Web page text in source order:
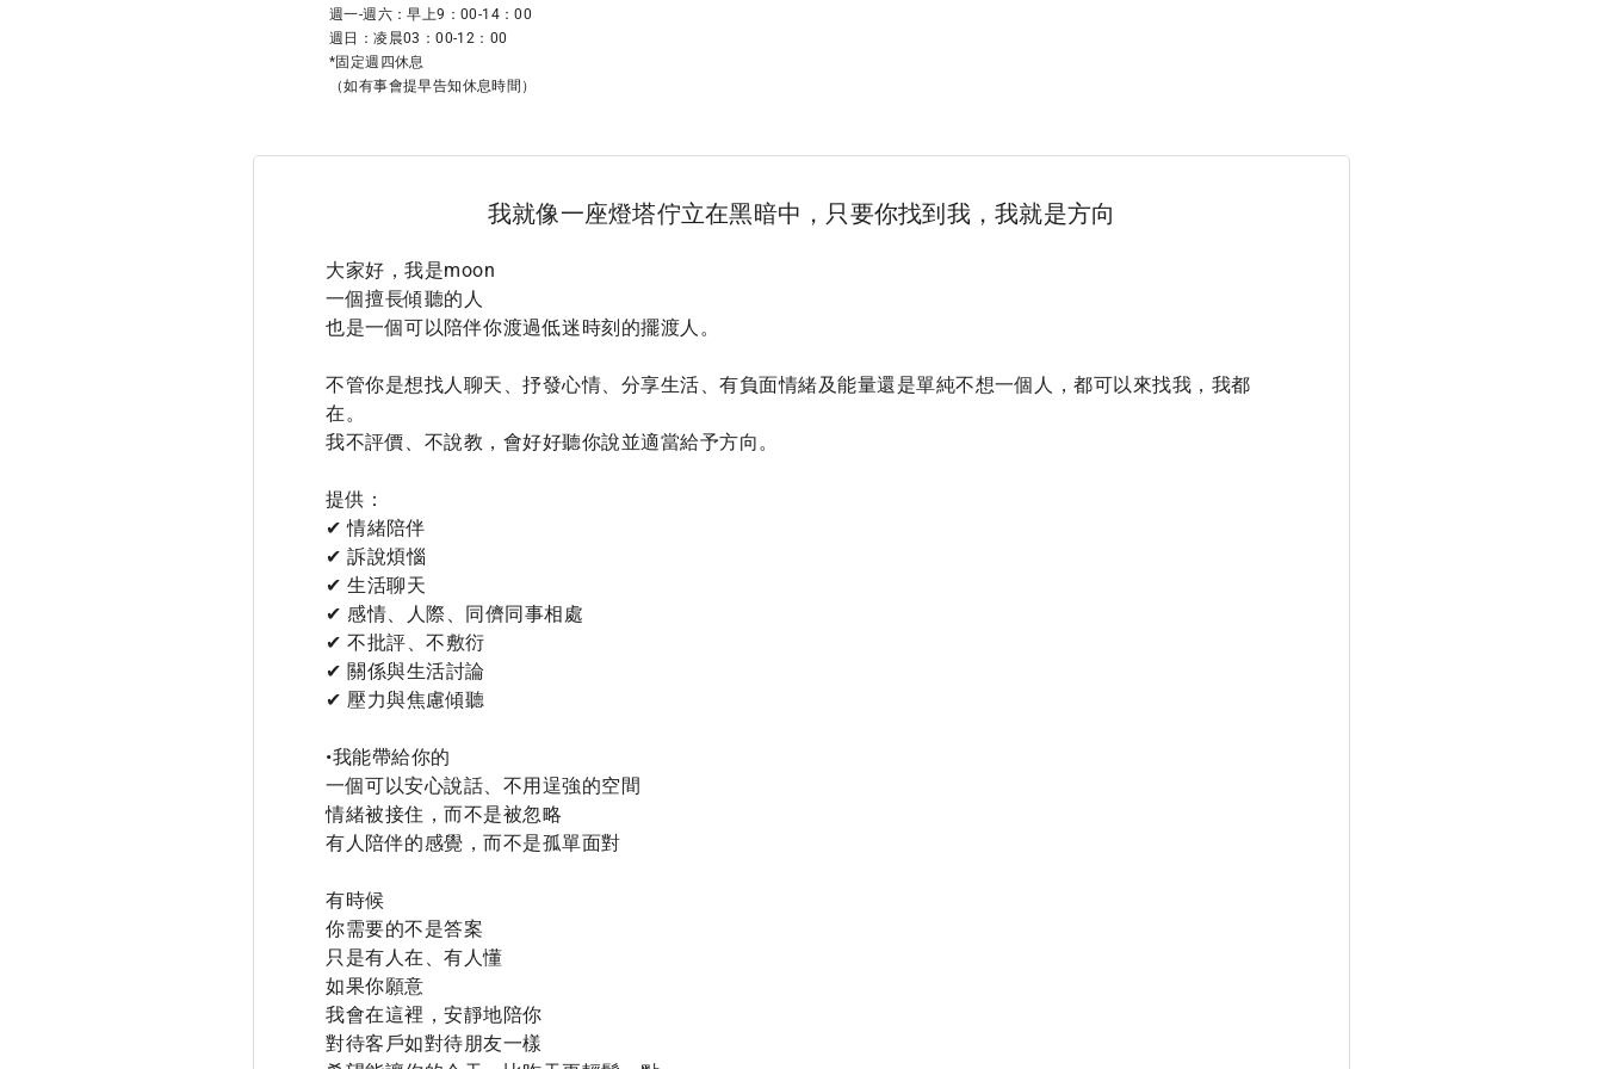
週一-週六：早上9：00-14：00
週日：凌晨03：00-12：00
*固定週四休息
（如有事會提早告知休息時間）
我就像一座燈塔佇立在黑暗中，只要你找到我，我就是方向
大家好，我是moon
一個擅長傾聽的人
也是一個可以陪伴你渡過低迷時刻的擺渡人。
不管你是想找人聊天、抒發心情、分享生活、有負面情緒及能量還是單純不想一個人，都可以來找我，我都
在。
我不評價、不說教，會好好聽你說並適當給予方向。
提供：
✔ 情緒陪伴
✔ 訴說煩惱
✔ 生活聊天
✔ 感情、人際、同儕同事相處
✔ 不批評、不敷衍
✔ 關係與生活討論
✔ 壓力與焦慮傾聽
•我能帶給你的
一個可以安心說話、不用逞強的空間
情緒被接住，而不是被忽略
有人陪伴的感覺，而不是孤單面對
有時候
你需要的不是答案
只是有人在、有人懂
如果你願意
我會在這裡，安靜地陪你
對待客戶如對待朋友一樣